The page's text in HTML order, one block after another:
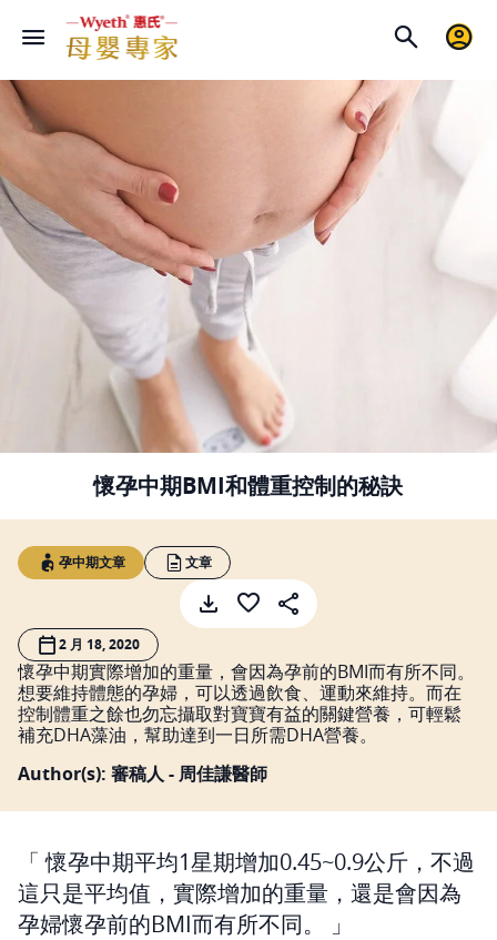
懷孕中期BMI和體重控制的秘訣
孕中期文章 文章
2 月 18, 2020
懷孕中期實際增加的重量，會因為孕前的BMI而有所不同。
想要維持體態的孕婦，可以透過飲食、運動來維持。而在
控制體重之餘也勿忘攝取對寶寶有益的關鍵營養，可輕鬆
補充DHA藻油，幫助達到一日所需DHA營養。
Author(s): 審稿人 - 周佳謙醫師
懷孕中期平均1星期增加0.45~0.9公斤，不過
這只是平均值，實際增加的重量，還是會因為
孕婦懷孕前的BMI而有所不同。